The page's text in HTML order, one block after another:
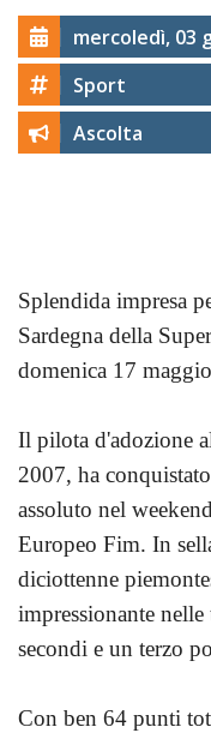
mercoledì, 03
Sport
Ascolta
Splendida impresa
Sardegna della
domenica 17
Il pilota d'adozione
2007, ha
assoluto nel
Europeo Fim. In
diciottenne
impressionante
secondi e un terzo
Con ben 64 punti